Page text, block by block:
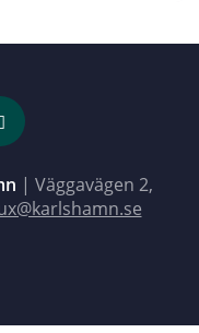
| Väggavägen 2,